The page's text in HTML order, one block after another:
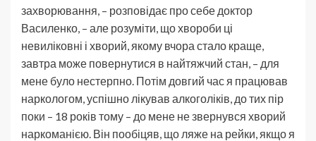
захворювання, – розповідає про себе доктор
Василенко, – але розуміти, що хвороби ці
невиліковні і хворий, якому вчора стало краще,
завтра може повернутися в найтяжчий стан, – для
мене було нестерпно. Потім довгий час я працював
наркологом, успішно лікував алкоголіків, до тих пір
поки – 18 років тому – до мене не звернувся хворий
наркоманією. Він пообіцяв, що ляже на рейки, якщо я